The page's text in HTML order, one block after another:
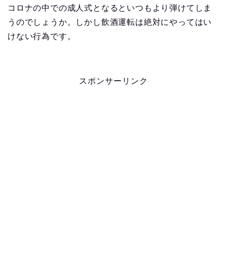
コロナの中での成人式となるといつもより弾けてしま
うのでしょうか。しかし飲酒運転は絶対にやってはい
けない行為です。
スポンサーリンク